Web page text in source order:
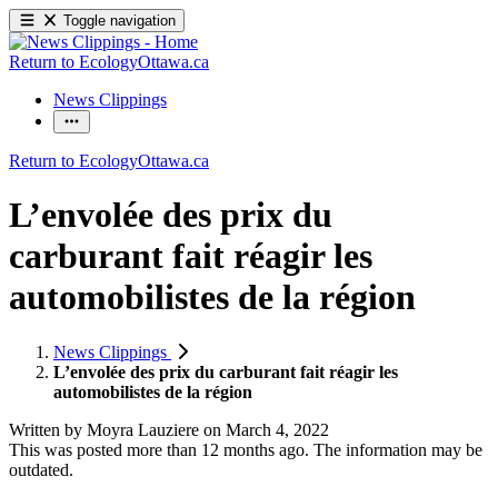
Toggle navigation
Return to EcologyOttawa.ca
News Clippings
Return to EcologyOttawa.ca
L’envolée des prix du
carburant fait réagir les
automobilistes de la région
News Clippings
L’envolée des prix du carburant fait réagir les
automobilistes de la région
Written by Moyra Lauziere on March 4, 2022
This was posted more than 12 months ago. The information may be
outdated.